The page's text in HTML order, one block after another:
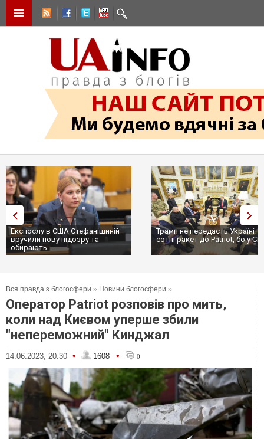
Експослу в США Стефанішиній
вручили нову підозру та
обирають...
Трамп не передасть Україні
сотні ракет до Patriot, бо у
...
Вся правда з блогосфери » Новини блогосфери »
Оператор Patriot розповів про мить,
коли над Києвом уперше збили
"непереможний" Кинджал
14.06.2023, 20:30 • 1608 • 0